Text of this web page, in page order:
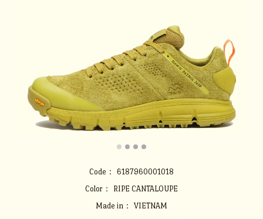
Code：
6187960001018
Color：
RIPE CANTALOUPE
Made in：
VIETNAM